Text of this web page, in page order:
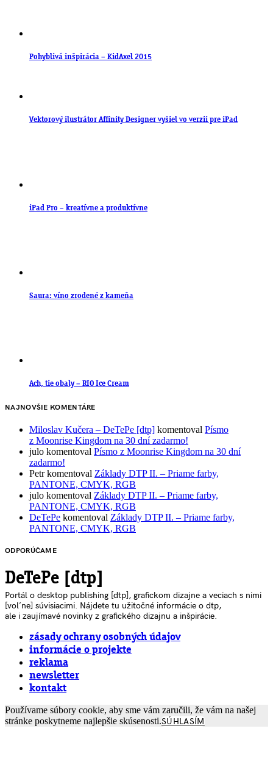
Pohyblivá inšpirácia – KidAxel 2015
Vektorový ilustrátor Affinity Designer vyšiel vo verzii pre iPad
iPad Pro – kreatívne a produktívne
Saura: víno zrodené z kameňa
Ach, tie obaly – RIO Ice Cream
NAJNOVŠIE KOMENTÁRE
Miloslav Kučera – DeTePe [dtp] komentoval Písmo
z Moonrise Kingdom na 30 dní zadarmo!
julo komentoval Písmo z Moonrise Kingdom na 30 dní
zadarmo!
Petrkomentoval Základy DTP II. – Priame farby,
PANTONE, CMYK, RGB
julo komentoval Základy DTP II. – Priame farby,
PANTONE, CMYK, RGB
DeTePe komentoval Základy DTP II. – Priame farby,
PANTONE, CMYK, RGB
ODPORÚČAME
DeTePe [dtp]
Portál o desktop publishing [dtp], grafickom dizajne a veciach s nimi
[voľne] súvisiacimi. Nájdete tu užitočné informácie o dtp,
ale i zaujímavé novinky z grafického dizajnu a inšpirácie.
zásady ochrany osobných údajov
informácie o projekte
reklama
newsletter
kontakt
Používame súbory cookie, aby sme vám zaručili, že vám na našej
stránke poskytneme najlepšie skúsenosti.SÚHLASÍM